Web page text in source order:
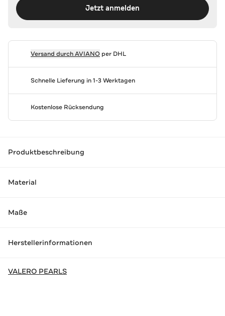
Jetzt anmelden
Versand durchAVIANOper DHL
Schnelle Lieferung in 1-3 Werktagen
Kostenlose Rücksendung
Produktbeschreibung
Material
Maße
Herstellerinformationen
VALERO PEARLS